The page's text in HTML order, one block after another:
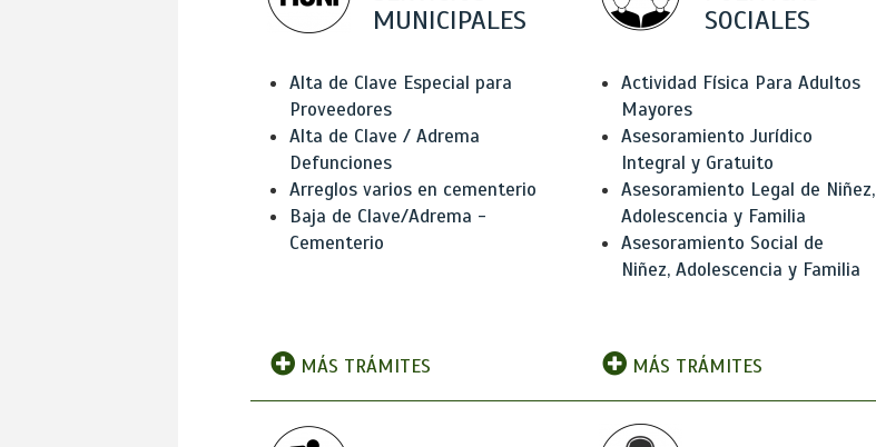
MUNICIPALES
Alta de Clave Especial para
Proveedores
Alta de Clave / Adrema
Defunciones
Arreglos varios en cementerio
Baja de Clave/Adrema -
Cementerio
MÁS TRÁMITES
SOCIALES
Actividad Física Para Adultos
Mayores
Asesoramiento Jurídico
Integral y Gratuito
Asesoramiento Legal de Niñez,
Adolescencia y Familia
Asesoramiento Social de
Niñez, Adolescencia y Familia
MÁS TRÁMITES